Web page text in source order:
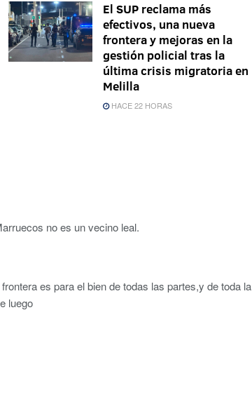
El SUP reclama más
efectivos, una nueva
frontera y mejoras en la
gestión policial tras la
última crisis migratoria en
Melilla
HACE 22 HORAS
no es un vecino leal.
es para el bien de todas las partes,y de toda la
luego